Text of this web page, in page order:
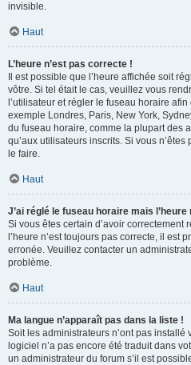
invisible.
Haut
L’heure n’est pas correcte !
Il est possible que l’heure affichée soit
vôtre. Si tel était le cas, veuillez vous
l’utilisateur et régler le fuseau horaire
exemple Londres, Paris, New York,
du fuseau horaire, comme la plupart des
qu’aux utilisateurs inscrits. Si vous n’êtes
le faire.
Haut
J’ai réglé le fuseau horaire mais
Si vous êtes certain d’avoir correctement
l’heure n’est toujours pas correcte, il est
erronée. Veuillez contacter un
problème.
Haut
Ma langue n’apparaît pas dans la liste !
Soit les administrateurs n’ont pas installé
logiciel n’a pas encore été traduit dans
un administrateur du forum s’il est